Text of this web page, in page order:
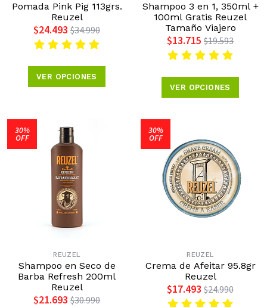
Pomada Pink Pig 113grs.
Reuzel
$24.493 $34.990
VER OPCIONES
Shampoo 3 en 1, 350ml +
100ml Gratis Reuzel
Tamaño Viajero
$13.715 $19.593
VER OPCIONES
30%
OFF
REUZEL
Shampoo en Seco de
Barba Refresh 200ml
Reuzel
$21.693 $30.990
30%
OFF
REUZEL
Crema de Afeitar 95.8gr
Reuzel
$17.493 $24.990